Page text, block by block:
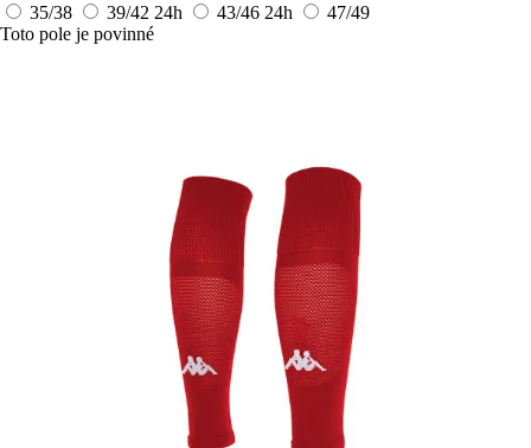
35/38
39/42 24h 43/46 24h
47/49
Toto pole je povinné